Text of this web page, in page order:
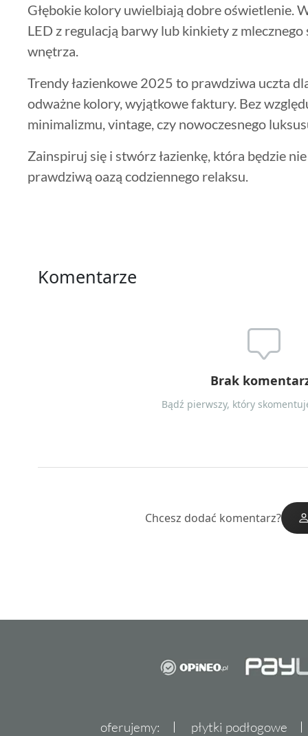
Głębokie kolory uwielbiają dobre oświetlenie.
LED z regulacją barwy lub kinkiety z
wnętrza.
Trendy łazienkowe 2025 to prawdziwa uczta
odważne kolory, wyjątkowe faktury. Bez
minimalizmu, vintage, czy nowoczesnego
Zainspiruj się i stwórz łazienkę, która będzie
prawdziwą oazą codziennego relaksu.
Komentarze
Brak
Bądź pierwszy, który
Chcesz dodać komentarz?
oferujemy: płytki podłogowe